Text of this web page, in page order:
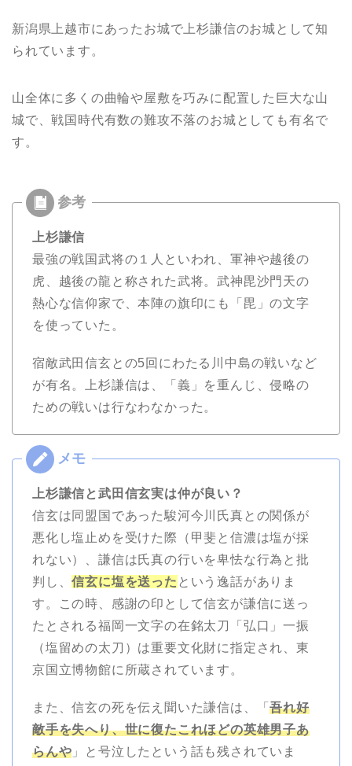
新潟県上越市にあったお城で上杉謙信のお城として知
られています。
山全体に多くの曲輪や屋敷を巧みに配置した巨大な山
城で、戦国時代有数の難攻不落のお城としても有名で
す。
上杉謙信
最強の戦国武将の１人といわれ、軍神や越後の
虎、越後の龍と称された武将。武神毘沙門天の
熱心な信仰家で、本陣の旗印にも「毘」の文字
を使っていた。
宿敵武田信玄との5回にわたる川中島の戦いなど
が有名。上杉謙信は、「義」を重んじ、侵略の
ための戦いは行なわなかった。
上杉謙信と武田信玄実は仲が良い？
信玄は同盟国であった駿河今川氏真との関係が
悪化し塩止めを受けた際（甲斐と信濃は塩が採
れない）、謙信は氏真の行いを卑怯な行為と批
判し、信玄に塩を送った という逸話がありま
す。この時、感謝の印として信玄が謙信に送っ
たとされる福岡一文字の在銘太刀「弘口」一振
（塩留めの太刀）は重要文化財に指定され、東
京国立博物館に所蔵されています。
また、信玄の死を伝え聞いた謙信は、「吾れ好
敵手を失へり、世に復たこれほどの英雄男子あ
らんや 」と号泣したという話も残されていま